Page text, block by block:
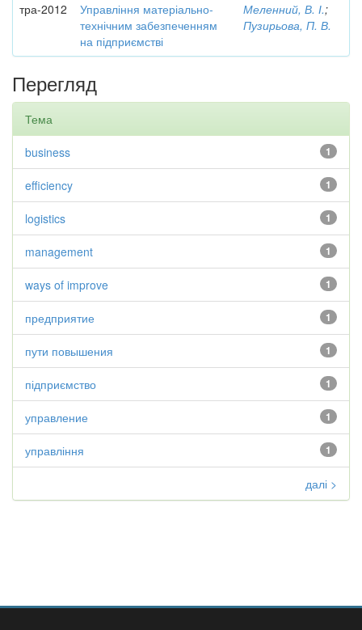
тра-2012
Управління матеріально-
технічним забезпеченням
на підприємстві
Меленний, В. І.;
Пузирьова, П. В.
Перегляд
Тема
1
business
1
efficiency
1
logistics
1
management
1
ways of improve
1
предприятие
1
пути повышения
1
підприємство
1
управление
1
управління
далі >